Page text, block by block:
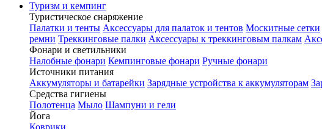
Туризм и кемпинг
Туристическое снаряжение
Палатки и тенты Аксессуары для палаток и тентов Москитные сетки
ремни Треккинговые палки Аксессуары к треккинговым палкам
Фонари и светильники
Налобные фонари Кемпинговые фонари Ручные фонари
Источники питания
Аккумуляторы и батарейки Зарядные устройства к аккумуляторам
Средства гигиены
Полотенца Мыло Шампуни и гели
Йога